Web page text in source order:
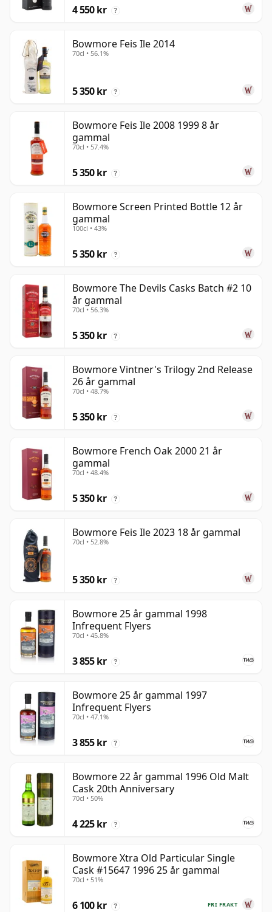
4 550 kr ?
Bowmore Feis Ile 2014
70cl • 56.1%
5 350 kr ?
Bowmore Feis Ile 2008 1999 8 år
gammal
70cl • 57.4%
5 350 kr ?
Bowmore Screen Printed Bottle 12 år
gammal
100cl • 43%
5 350 kr ?
Bowmore The Devils Casks Batch #2 10
år gammal
70cl • 56.3%
5 350 kr ?
Bowmore Vintner's Trilogy 2nd Release
26 år gammal
70cl • 48.7%
5 350 kr ?
Bowmore French Oak 2000 21 år
gammal
70cl • 48.4%
5 350 kr ?
Bowmore Feis Ile 2023 18 år gammal
70cl • 52.8%
5 350 kr ?
Bowmore 25 år gammal 1998
Infrequent Flyers
70cl • 45.8%
3 855 kr ?
Bowmore 25 år gammal 1997
Infrequent Flyers
70cl • 47.1%
3 855 kr ?
Bowmore 22 år gammal 1996 Old Malt
Cask 20th Anniversary
70cl • 50%
4 225 kr ?
Bowmore Xtra Old Particular Single
Cask #15647 1996 25 år gammal
70cl • 51%
FRI FRAKT
6 100 kr ?